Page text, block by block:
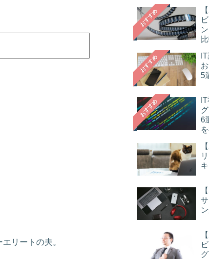
リートの夫。
おすすめ
おすすめ
5
おすすめ
6